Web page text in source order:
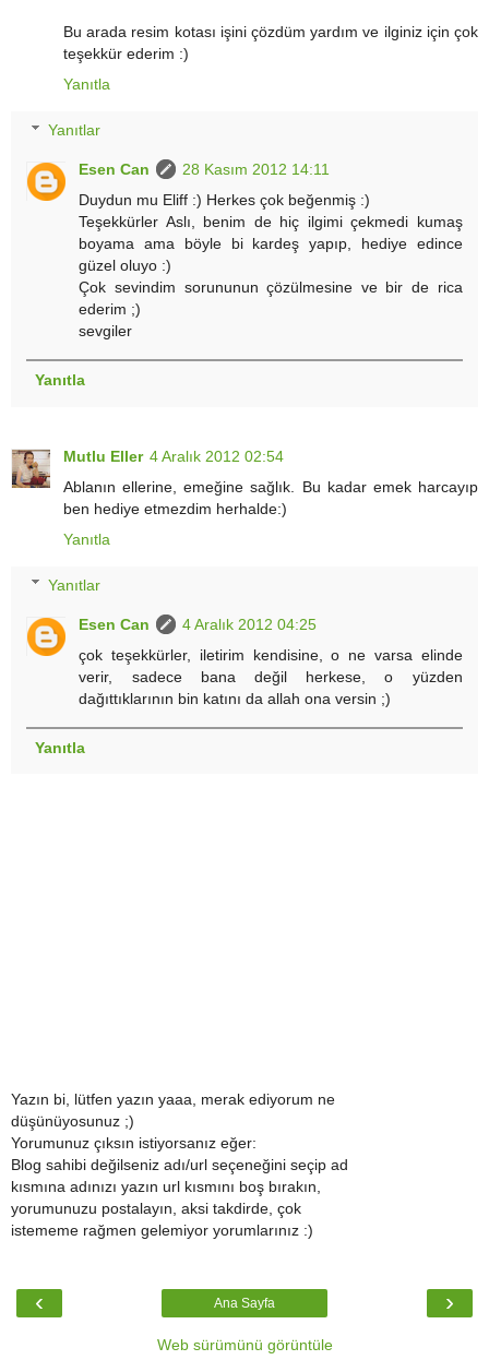
Bu arada resim kotası işini çözdüm yardım ve ilginiz için çok
teşekkür ederim :)
Yanıtla
Yanıtlar
Esen Can
28 Kasım 2012 14:11
Duydun mu Eliff :) Herkes çok beğenmiş :)
Teşekkürler Aslı, benim de hiç ilgimi çekmedi kumaş
boyama ama böyle bi kardeş yapıp, hediye edince
güzel oluyo :)
Çok sevindim sorununun çözülmesine ve bir de rica
ederim ;)
sevgiler
Yanıtla
Mutlu Eller 4 Aralık 2012 02:54
Ablanın ellerine, emeğine sağlık. Bu kadar emek harcayıp
ben hediye etmezdim herhalde:)
Yanıtla
Yanıtlar
Esen Can
4 Aralık 2012 04:25
çok teşekkürler, iletirim kendisine, o ne varsa elinde
verir, sadece bana değil herkese, o yüzden
dağıttıklarının bin katını da allah ona versin ;)
Yanıtla
Yazın bi, lütfen yazın yaaa, merak ediyorum ne
düşünüyosunuz ;)
Yorumunuz çıksın istiyorsanız eğer:
Blog sahibi değilseniz adı/url seçeneğini seçip ad
kısmına adınızı yazın url kısmını boş bırakın,
yorumunuzu postalayın, aksi takdirde, çok
istememe rağmen gelemiyor yorumlarınız :)
‹ ›
Ana Sayfa
Web sürümünü görüntüle